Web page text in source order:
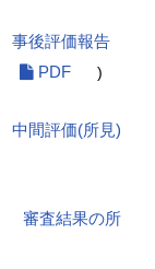
事後評価報告
PDF )
中間評価(所見)
審査結果の所